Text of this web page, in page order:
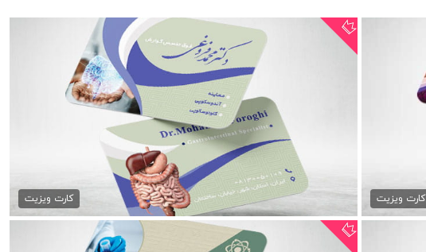
کارت ویزیت
کارت ویزیت متخصص گوارش
79,000 تومان
کارت ویزیت